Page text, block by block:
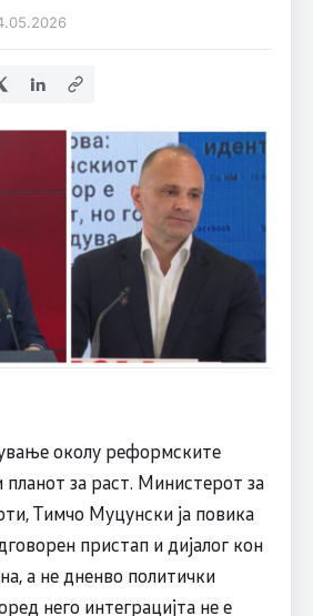
околу реформските
планот за раст. Министерот за
Тимчо Муцунски ја повика
пристап и дијалог кон
а не дненво политички
него интеграцијта не е